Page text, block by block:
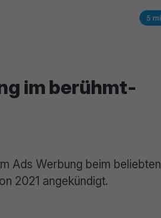
im berühmt-
Ads Werbung beim beliebten
2021 angekündigt.